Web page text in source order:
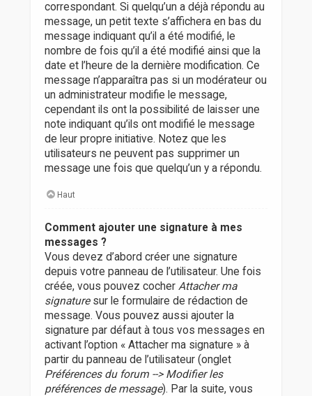
correspondant. Si quelqu’un a déjà répondu au
message, un petit texte s’affichera en bas du
message indiquant qu’il a été modifié, le
nombre de fois qu’il a été modifié ainsi que la
date et l’heure de la dernière modification. Ce
message n’apparaîtra pas si un modérateur ou
un administrateur modifie le message,
cependant ils ont la possibilité de laisser une
note indiquant qu’ils ont modifié le message
de leur propre initiative. Notez que les
utilisateurs ne peuvent pas supprimer un
message une fois que quelqu’un y a répondu.
Haut
Comment ajouter une signature à mes
messages ?
Vous devez d’abord créer une signature
depuis votre panneau de l’utilisateur. Une fois
créée, vous pouvez cocher Attacher ma
signaturesur le formulaire de rédaction de
message. Vous pouvez aussi ajouter la
signature par défaut à tous vos messages en
activant l’option « Attacher ma signature » à
partir du panneau de l’utilisateur (onglet
Préférences du forum --> Modifier les
préférences de message). Par la suite, vous